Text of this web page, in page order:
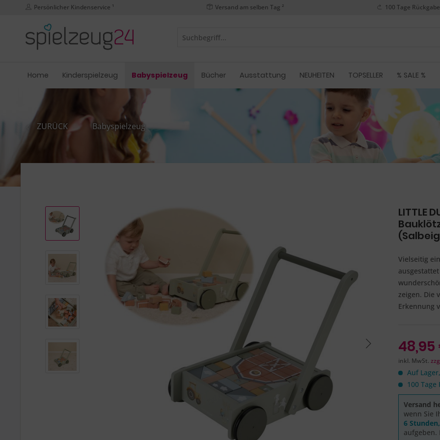
Persönlicher Kindenservice ¹ Versand am selben Tag ² 100 Tage
Home Kinderspielzeug Babyspielzeug Bücher Ausstattung NEUHEITEN TOPSELLER % SALE %
ZURÜCK Babyspielzeug
LITTLE
Vielseitig
zeigen. Die
Erkennung
inkl. MwSt.
Auf
100 Tage
Versand
wenn Sie
6
aufgeben.